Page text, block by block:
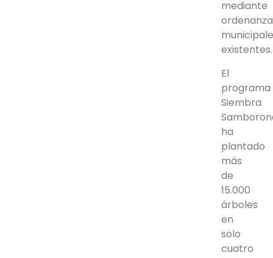
mediante
El
programa
Siembra
ha
plantado
más
de
15.000
árboles
en
solo
cuatro